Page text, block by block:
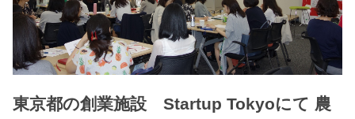
東京都の創業施設 Startup Tokyoにて 農